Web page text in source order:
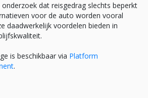
dat reisgedrag slechts beperkt
voor de auto worden vooral
daadwerkelijk voordelen bieden in
is beschikbaar via Platform
.